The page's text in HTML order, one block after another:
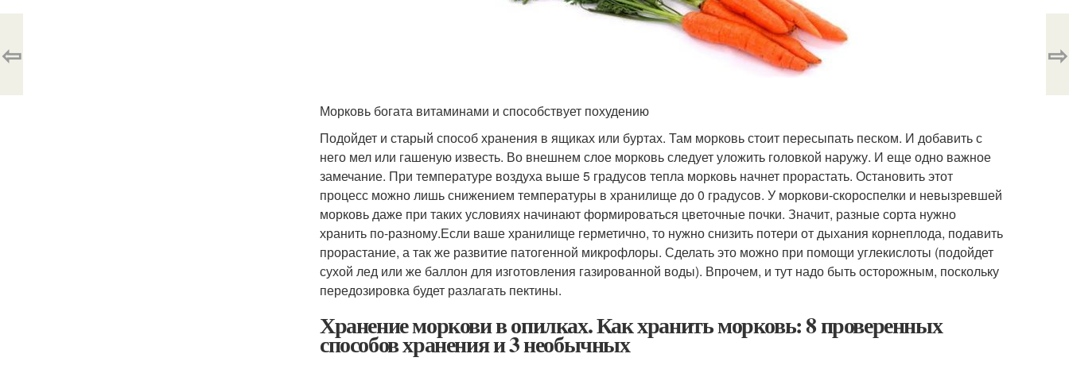
Морковь богата витаминами и способствует похудению
Подойдет и старый способ хранения в ящиках или буртах. Там морковь стоит пересыпать песком. И добавить с
него мел или гашеную известь. Во внешнем слое морковь следует уложить головкой наружу. И еще одно важное
замечание. При температуре воздуха выше 5 градусов тепла морковь начнет прорастать. Остановить этот
процесс можно лишь снижением температуры в хранилище до 0 градусов. У моркови-скороспелки и невызревшей
морковь даже при таких условиях начинают формироваться цветочные почки. Значит, разные сорта нужно
хранить по-разному.Если ваше хранилище герметично, то нужно снизить потери от дыхания корнеплода, подавить
прорастание, а так же развитие патогенной микрофлоры. Сделать это можно при помощи углекислоты (подойдет
сухой лед или же баллон для изготовления газированной воды). Впрочем, и тут надо быть осторожным, поскольку
передозировка будет разлагать пектины.
Хранение моркови в опилках. Как хранить морковь: 8 проверенных
способов хранения и 3 необычных
⇦ ⇨